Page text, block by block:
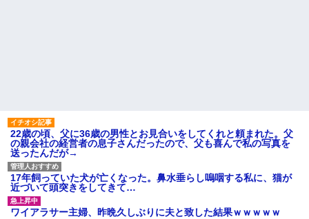
【GIF】JSのカンチョーワロ
タ
後続車にクラクションを鳴ら
され彼氏が逆切れ。「何クラク
ション鳴らしてんだ！降りてこ
いよ！」と怒鳴りだし...
【衝撃】報酬100万円超の治験
募集がこちらｗｗｗｗｗ(※画像
あり)
22歳の頃、父に36歳の男性とお見合いをしてくれと頼まれた。父
の親会社の経営者の息子さんだったので、父も喜んで私の写真を
送ったんだが→
17年飼っていた犬が亡くなった。鼻水垂らし嗚咽する私に、猫が
近づいて頭突きをしてきて…
ワイアラサー主婦、昨晩久しぶりに夫と致した結果ｗｗｗｗｗ